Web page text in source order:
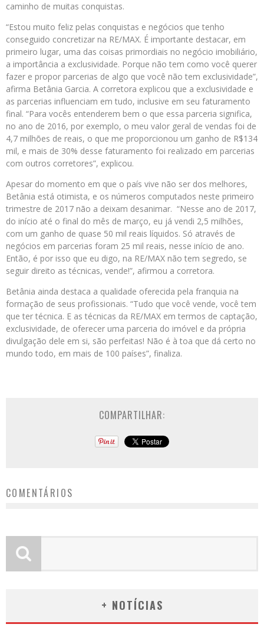
caminho de muitas conquistas.
“Estou muito feliz pelas conquistas e negócios que tenho
conseguido concretizar na RE/MAX. É importante destacar, em
primeiro lugar, uma das coisas primordiais no negócio imobiliário,
a importância a exclusividade. Porque não tem como você querer
fazer e propor parcerias de algo que você não tem exclusividade”,
afirma Betânia Garcia. A corretora explicou que a exclusividade e
as parcerias influenciam em tudo, inclusive em seu faturamento
final. “Para vocês entenderem bem o que essa parceria significa,
no ano de 2016, por exemplo, o meu valor geral de vendas foi de
4,7 milhões de reais, o que me proporcionou um ganho de R$134
mil, e mais de 30% desse faturamento foi realizado em parcerias
com outros corretores”, explicou.
Apesar do momento em que o país vive não ser dos melhores,
Betânia está otimista, e os números computados neste primeiro
trimestre de 2017 não a deixam desanimar. “Nesse ano de 2017,
do início até o final do mês de março, eu já vendi 2,5 milhões,
com um ganho de quase 50 mil reais líquidos. Só através de
negócios em parcerias foram 25 mil reais, nesse início de ano.
Então, é por isso que eu digo, na RE/MAX não tem segredo, se
seguir direito as técnicas, vende!”, afirmou a corretora.
Betânia ainda destaca a qualidade oferecida pela franquia na
formação de seus profissionais. “Tudo que você vende, você tem
que ter técnica. E as técnicas da RE/MAX em termos de captação,
exclusividade, de oferecer uma parceria do imóvel e da própria
divulgação dele em si, são perfeitas! Não é à toa que dá certo no
mundo todo, em mais de 100 países”, finaliza.
COMPARTILHAR:
COMENTÁRIOS
+ NOTÍCIAS